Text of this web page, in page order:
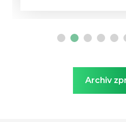
Archiv